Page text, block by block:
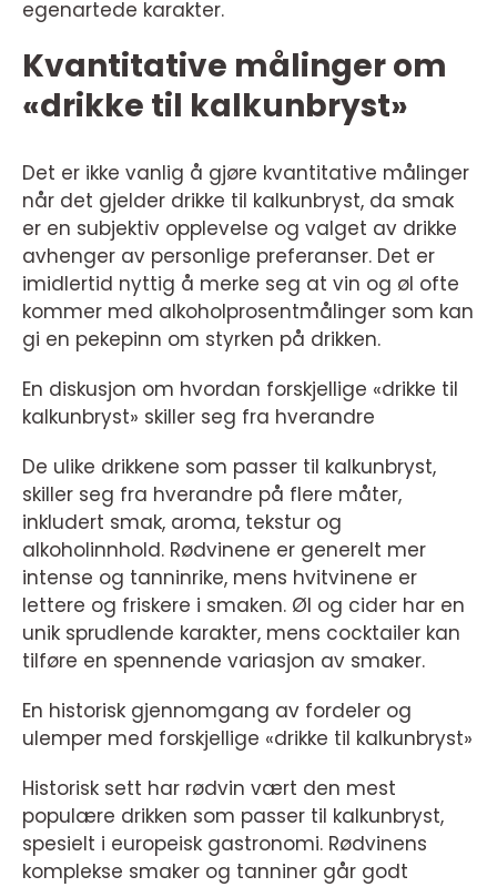
egenartede karakter.
Kvantitative målinger om
«drikke til kalkunbryst»
Det er ikke vanlig å gjøre kvantitative målinger
når det gjelder drikke til kalkunbryst, da smak
er en subjektiv opplevelse og valget av drikke
avhenger av personlige preferanser. Det er
imidlertid nyttig å merke seg at vin og øl ofte
kommer med alkoholprosentmålinger som kan
gi en pekepinn om styrken på drikken.
En diskusjon om hvordan forskjellige «drikke til
kalkunbryst» skiller seg fra hverandre
De ulike drikkene som passer til kalkunbryst,
skiller seg fra hverandre på flere måter,
inkludert smak, aroma, tekstur og
alkoholinnhold. Rødvinene er generelt mer
intense og tanninrike, mens hvitvinene er
lettere og friskere i smaken. Øl og cider har en
unik sprudlende karakter, mens cocktailer kan
tilføre en spennende variasjon av smaker.
En historisk gjennomgang av fordeler og
ulemper med forskjellige «drikke til kalkunbryst»
Historisk sett har rødvin vært den mest
populære drikken som passer til kalkunbryst,
spesielt i europeisk gastronomi. Rødvinens
komplekse smaker og tanniner går godt